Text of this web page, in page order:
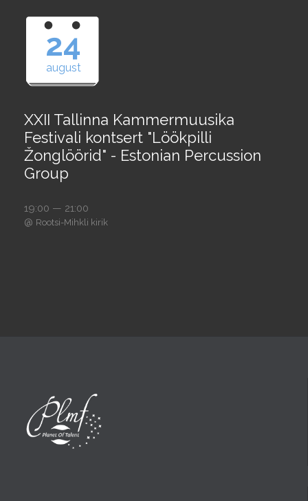
24
august
XXII Tallinna Kammermuusika
Festivali kontsert "Löökpilli
Žonglöörid" - Estonian Percussion
Group
19:00 — 21:00
@ Rootsi-Mihkli kirik